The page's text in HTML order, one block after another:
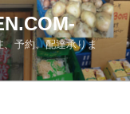
、予約、配達承りま